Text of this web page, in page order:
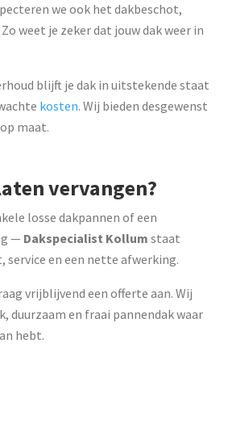
we ook het dakbeschot,
weet je zeker dat jouw dak weer in
blijft je dak in uitstekende staat
kosten. Wij bieden desgewenst
maat.
vervangen?
losse dakpannen of een
— Dakspecialist Kollum staat
en een nette afwerking.
vrijblijvend een offerte aan. Wij
duurzaam en fraai pannendak waar
hebt.